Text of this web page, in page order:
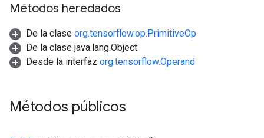
Métodos heredados
De la clase org.tensorflow.op.PrimitiveOp
De la clase java.lang.Object
Desde la interfaz org.tensorflow.Operand
Métodos públicos